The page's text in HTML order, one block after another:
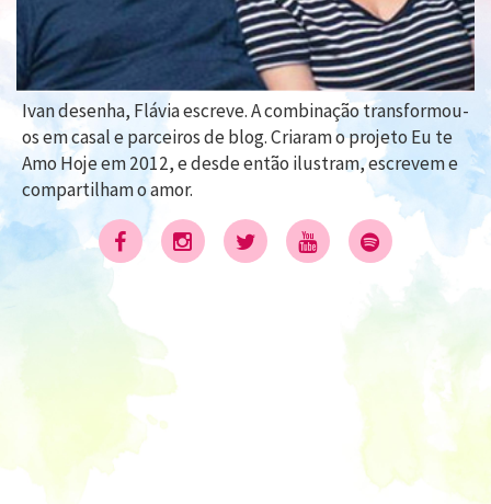
Ivan desenha, Flávia escreve. A combinação transformou-
os em casal e parceiros de blog. Criaram o projeto Eu te
Amo Hoje em 2012, e desde então ilustram, escrevem e
compartilham o amor.